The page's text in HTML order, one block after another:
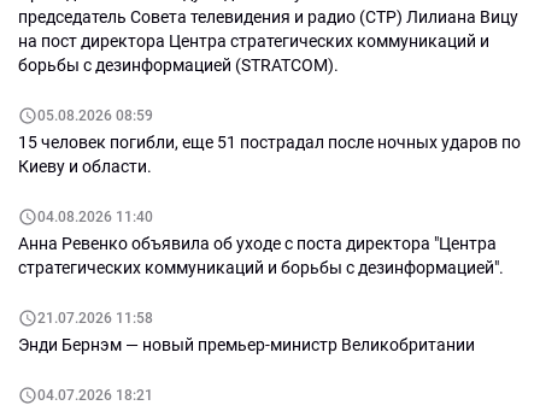
председатель Совета телевидения и радио (СТР) Лилиана Вицу
на пост директора Центра стратегических коммуникаций и
борьбы с дезинформацией (STRATCOM).
05.08.2026 08:59
15 человек погибли, еще 51 пострадал после ночных ударов по
Киеву и области.
04.08.2026 11:40
Анна Ревенко объявила об уходе с поста директора "Центра
стратегических коммуникаций и борьбы с дезинформацией".
21.07.2026 11:58
Энди Бернэм — новый премьер-министр Великобритании
04.07.2026 18:21